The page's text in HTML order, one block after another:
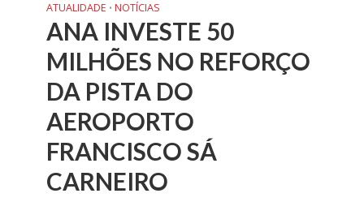
ATUALIDADE • NOTÍCIAS
ANA INVESTE 50
MILHÕES NO REFORÇO
DA PISTA DO
AEROPORTO
FRANCISCO SÁ
CARNEIRO